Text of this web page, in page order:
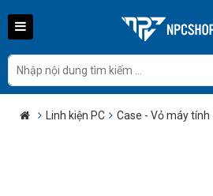
Linh kiện PC Case - Vỏ máy tính